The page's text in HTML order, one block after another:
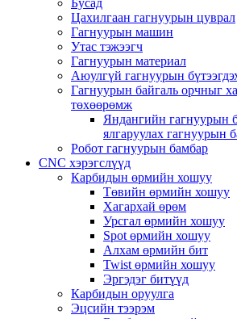
Бусад
Цахилгаан гагнуурын цуврал
Гагнуурын машин
Утас тэжээгч
Гагнуурын материал
Аюулгүй гагнуурын
Гагнуурын байгаль орчныг
төхөөрөмж
Яндангийн гагнуурын
ялгаруулах гагнуурын
Робот гагнуурын бамбар
CNC хэрэгслүүд
Карбидын өрмийн хошуу
Төвийн өрмийн хошуу
Хагархай өрөм
Урсгал өрмийн хошуу
Spot өрмийн хошуу
Алхам өрмийн бит
Twist өрмийн хошуу
Эргэдэг битүүд
Карбидын оруулга
Эцсийн тээрэм